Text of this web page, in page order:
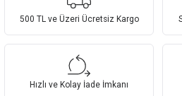
Görüş ve önerileriniz için teşekkür ederiz.
Ürün resmi kalitesiz, bozuk veya
Ürün açıklamasında eksik bilgiler
500 TL ve Üzeri Ücretsiz Kargo
Hızlı ve Kolay İade İmkanı